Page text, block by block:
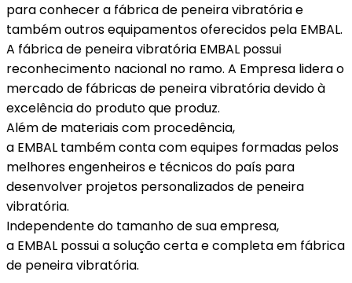
para conhecer a fábrica de peneira vibratória e
também outros equipamentos oferecidos pela EMBAL.
A fábrica de peneira vibratória EMBAL possui
reconhecimento nacional no ramo. A Empresa lidera o
mercado de fábricas de peneira vibratória devido à
excelência do produto que produz.
Além de materiais com procedência,
a EMBAL também conta com equipes formadas pelos
melhores engenheiros e técnicos do país para
desenvolver projetos personalizados de peneira
vibratória.
Independente do tamanho de sua empresa,
a EMBAL possui a solução certa e completa em fábrica
de peneira vibratória.